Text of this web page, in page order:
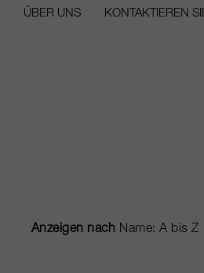
ÜBER UNS KONTAKTIEREN
Anzeigen nach